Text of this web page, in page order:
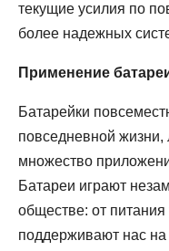
текущие усилия по
более надежных
Применение
Батарейки
повседневной жизни,
множество
Батареи играют
обществе: от питания
поддерживают нас